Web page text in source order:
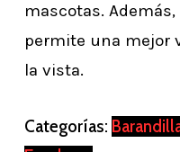
mascotas.
permite una mejor
la vista.
Categorías: